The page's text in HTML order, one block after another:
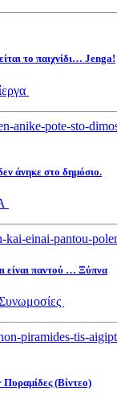
το παιχνίδι… Jenga!
άνηκε στο δημόσιο.
είναι παντού … Ξύπνα
(Βίντεο)